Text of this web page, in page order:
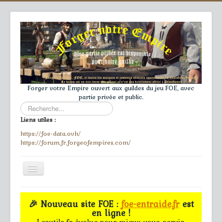
Forger votre Empire ouvert aux guildes du jeu FOE, avec
partie privée et public.
Rechercher
Liens utiles :
https://foe-data.ovh/
https://forum.fr.forgeofempires.com/
Toggle
Navigation
≡
Accueil
🎉 Nouveau site FOE :foe-entraide.frest
en ligne !